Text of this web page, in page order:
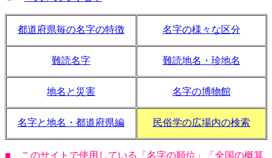
都道府県毎の名字の特徴 名字の様々な区分
難読名字 難読地名・珍地名
地名と災害 名字の博物館
名字と地名・都道府県編 民俗学の広場内の検索
■ このサイトで使用している「名字の順位」「全国の概算